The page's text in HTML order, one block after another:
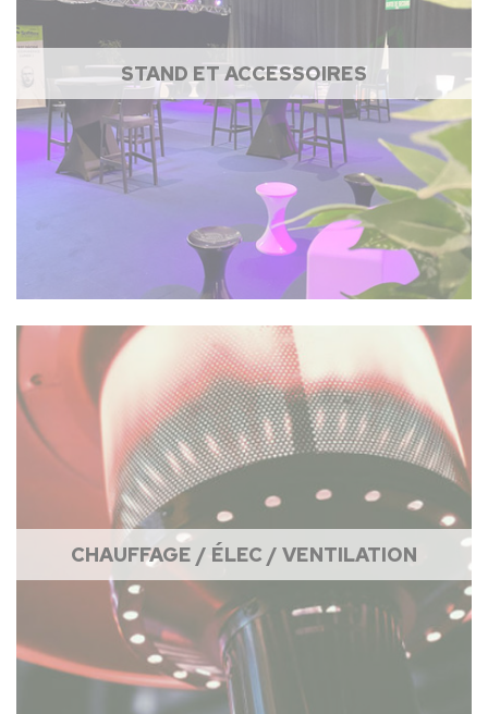
STAND ET ACCESSOIRES
CHAUFFAGE / ÉLEC / VENTILATION